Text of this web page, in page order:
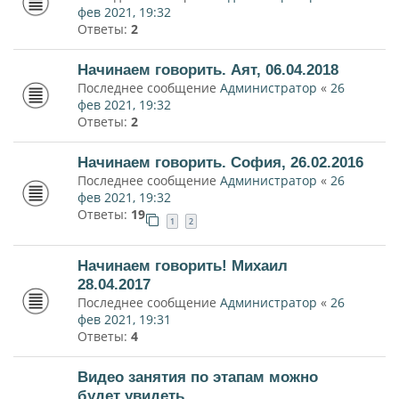
фев 2021, 19:32
Ответы: 2
Начинаем говорить. Аят, 06.04.2018
Последнее сообщение Администратор « 26
фев 2021, 19:32
Ответы: 2
Начинаем говорить. София, 26.02.2016
Последнее сообщение Администратор « 26
фев 2021, 19:32
Ответы: 19 1 2
Начинаем говорить! Михаил
28.04.2017
Последнее сообщение Администратор « 26
фев 2021, 19:31
Ответы: 4
Видео занятия по этапам можно
будет увидеть